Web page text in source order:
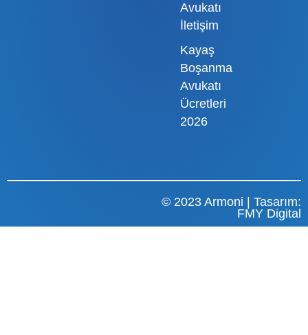
Avukatı
İletişim
Kayaş
Boşanma
Avukatı
Ücretleri
2026
© 2023 Armoni | Tasarım:
FMY Digital